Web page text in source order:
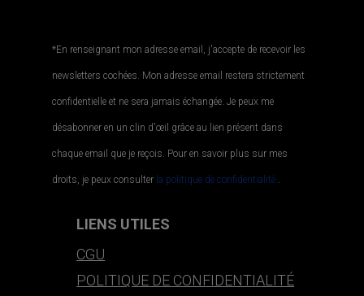
*En renseignant mon adresse email, j'accepte de recevoir les
newsletters cochées. Mon adresse email restera strictement
confidentielle et ne sera jamais échangée. Je peux me
désabonner en un clin d'œil grâce au lien présent dans
chaque email que je reçois. Pour en savoir plus sur mes
droits, je peux consulter la politique de confidentialité..
LIENS UTILES
CGU
POLITIQUE DE CONFIDENTIALITÉ